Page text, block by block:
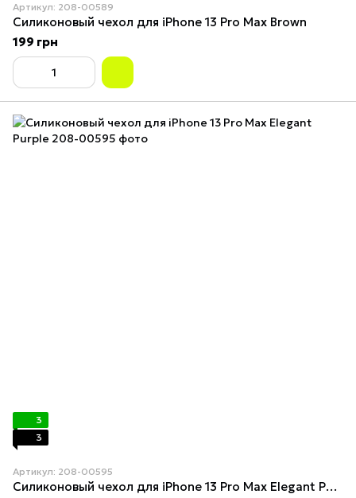
Артикул: 208-00589
Силиконовый чехол для iPhone 13 Pro Max Brown
199 грн
3
3
Артикул: 208-00595
Силиконовый чехол для iPhone 13 Pro Max Elegant Purple